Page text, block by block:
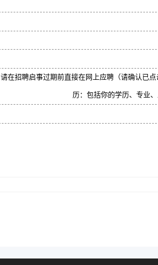
请在招聘启事过期前直接在网上应聘（请确认已
历：包括你的学历、专业